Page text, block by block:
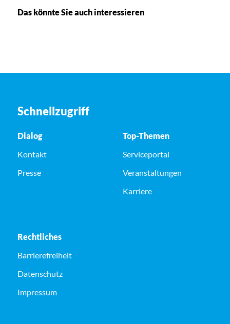
Das könnte Sie auch interessieren
Schnellzugriff
Dialog
Kontakt
Presse
Top-Themen
Serviceportal
Veranstaltungen
Karriere
Rechtliches
Barrierefreiheit
Datenschutz
Impressum